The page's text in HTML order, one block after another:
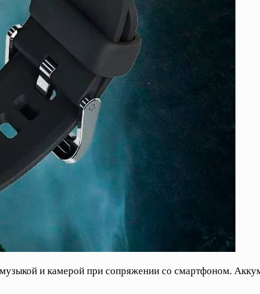
и камерой при сопряжении со смартфоном.